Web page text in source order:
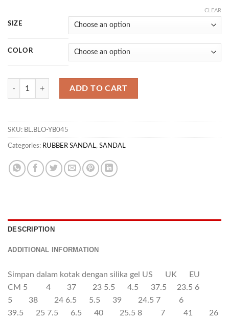
SIZE
COLOR
CLEAR
SD IMPERIO 02 quantity
ADD TO CART
SKU: BL.BLO-YB045
Categories: RUBBER SANDAL, SANDAL
DESCRIPTION
ADDITIONAL INFORMATION
Simpan dalam kotak dengan silika gel US UK EU
CM 5 4 37 23 5.5 4.5 37.5 23.5 6
5 38 24 6.5 5.5 39 24.5 7 6
39.5 25 7.5 6.5 40 25.5 8 7 41 26